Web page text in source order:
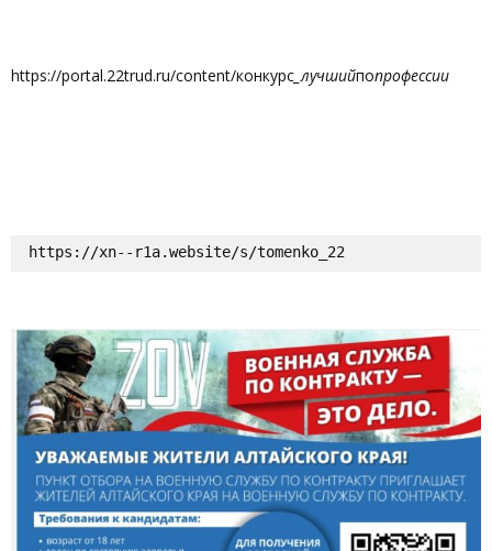
https://portal.22trud.ru/content/конкурс _лучшийпопрофессии
https://xn--r1a.website/s/tomenko_22